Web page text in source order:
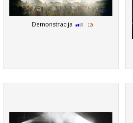
Demonstracija (2)